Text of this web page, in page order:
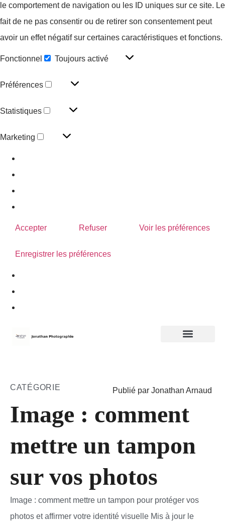
le comportement de navigation ou les ID uniques sur ce site. Le
fait de ne pas consentir ou de retirer son consentement peut
avoir un effet négatif sur certaines caractéristiques et fonctions.
Fonctionnel Toujours activé
Préférences
Statistiques
Marketing
Accepter Refuser Voir les préférences
Enregistrer les préférences
CATÉGORIE Publié par Jonathan Arnaud
Image : comment
mettre un tampon
sur vos photos
Image : comment mettre un tampon pour protéger vos
photos et affirmer votre identité visuelle Mis à jour le